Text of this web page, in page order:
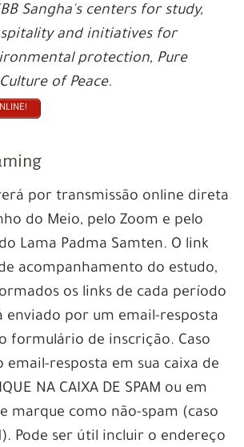
Sangha's centers for study,
and initiatives for
protection, Pure
of Peace.
por transmissão online direta
do Meio, pelo Zoom e pelo
Lama Padma Samten. O link
acompanhamento do estudo,
os links de cada período
enviado por um email-resposta
formulário de inscrição. Caso
email-resposta em sua caixa de
NA CAIXA DE SPAM ou em
e marque como não-spam (caso
Pode ser útil incluir o endereço